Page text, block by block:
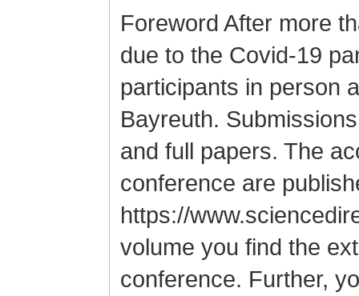
Foreword After more
due to the Covid-19
participants in person
Bayreuth.
and full papers. The
conference are
https://
volume you find the
conference. Further,